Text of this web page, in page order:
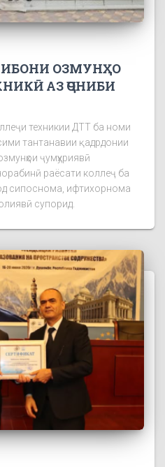
ОЗМУНҲО
АЗ ҶОНИБИ
техникии ДТТ ба номи
тантанавии қадрдонии
ҷумҳуриявӣ
раёсати коллеҷ ба
сипоснома, ифтихорнома
супорид.